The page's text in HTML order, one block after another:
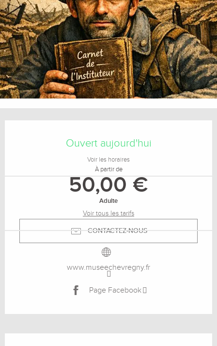
Ouvert aujourd'hui
Voir les horaires
À partir de
50,00 €
Adulte
Voir tous les tarifs
CONTACTEZ-NOUS
www.museechevregny.fr
Page Facebook